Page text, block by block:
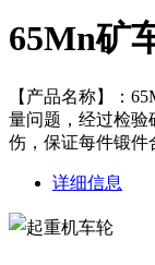
65Mn矿
【产品名称】：
量问题，经过检验
伤，保证每件锻件
详细信息